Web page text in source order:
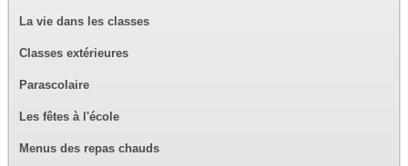
La vie dans les classes
Classes extérieures
Parascolaire
Les fêtes à l'école
Menus des repas chauds